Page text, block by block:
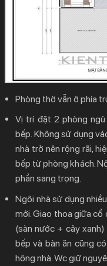
Phòng thờ vẫn ở phía
Vị trí đặt 2 phòng
bếp. Không sử dụng
nhà trở nên rộng rãi,
bếp từ phòng khách.
phần sang trọng.
Ngôi nhà sử dụng
mới. Giao thoa giữa cổ
(sàn nước + cây
bếp và bàn ăn cũng
hông nhà. Wc giữ